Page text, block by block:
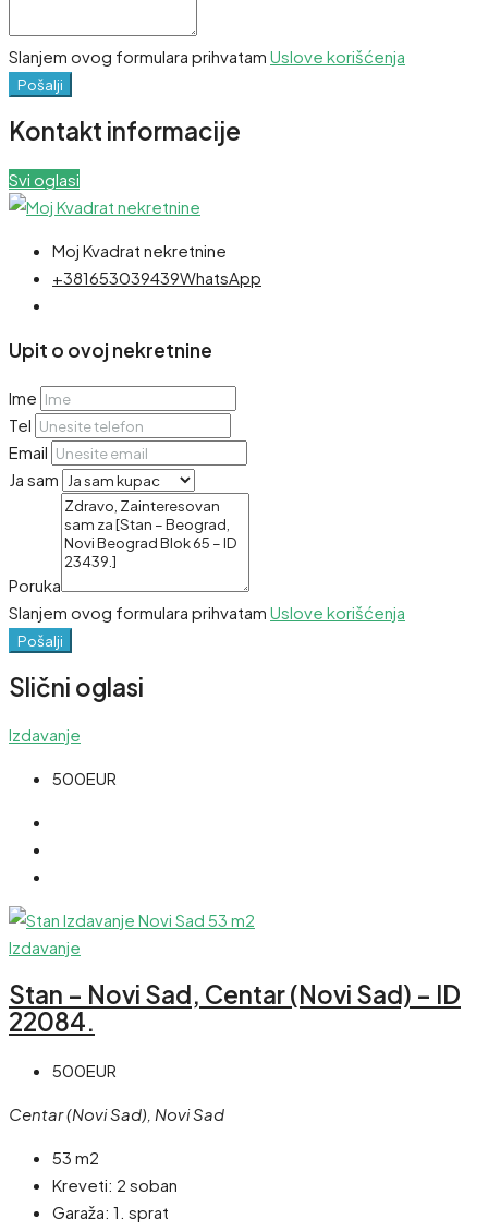
Slanjem ovog formulara prihvatam Uslove korišćenja
Pošalji
Kontakt informacije
Svi oglasi
Moj Kvadrat nekretnine
+381653039439WhatsApp
Upit o ovoj nekretnine
Ime
Tel
Email
Ja sam
Poruka
Slanjem ovog formulara prihvatam Uslove korišćenja
Pošalji
Slični oglasi
Izdavanje
500EUR
Izdavanje
Stan – Novi Sad, Centar (Novi Sad) – ID
22084.
500EUR
Centar (Novi Sad), Novi Sad
53 m2
Kreveti: 2 soban
Garaža: 1. sprat